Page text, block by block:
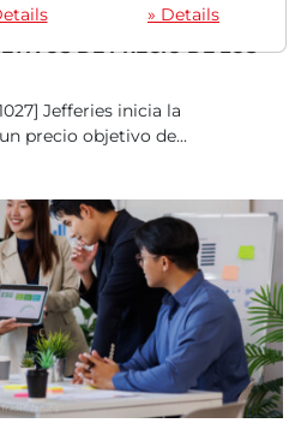
DE PRECIO DE LOS
Jefferies inicia la
precio objetivo de...
» Details